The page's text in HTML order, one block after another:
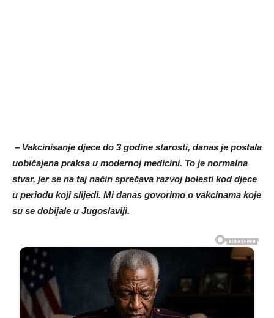
– Vakcinisanje djece do 3 godine starosti, danas je postala
uobičajena praksa u modernoj medicini. To je normalna
stvar, jer se na taj način sprečava razvoj bolesti kod djece
u periodu koji slijedi. Mi danas govorimo o vakcinama koje
su se dobijale u Jugoslaviji.